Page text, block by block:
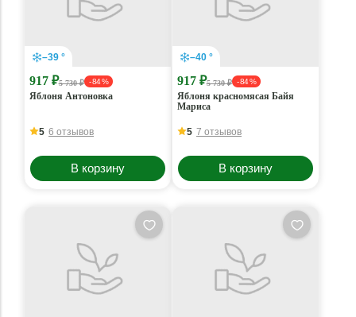
–39 °
917 ₽5 730 ₽ - 84 %
Яблоня Антоновка
5 6 отзывов
В корзину
–40 °
917 ₽5 730 ₽ - 84 %
Яблоня красномясая Байя
Мариса
5 7 отзывов
В корзину